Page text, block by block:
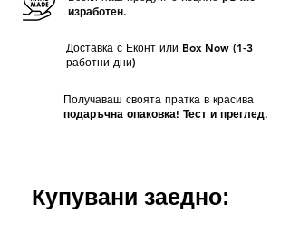
изработен.
Доставка с Еконт или Box Now (1-3
работни дни)
Получаваш своята пратка в красива
подаръчна опаковка! Тест и преглед.
Купувани заедно: